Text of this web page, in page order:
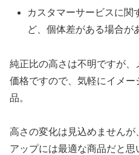
カスタマーサービスに関
ど、個体差がある場合が
純正比の高さは不明ですが
価格ですので、気軽にイメ
品。
高さの変化は見込めません
アップには最適な商品だと思